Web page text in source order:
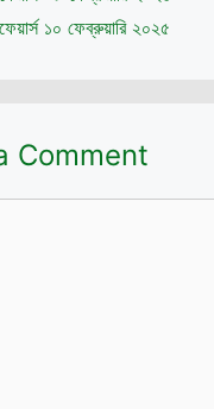
১০ ফেব্রুয়ারি ২০২৫
Comment